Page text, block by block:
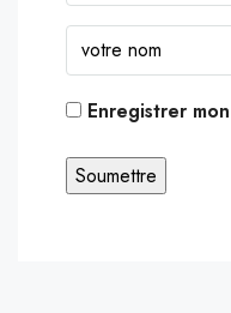
Enregistrer